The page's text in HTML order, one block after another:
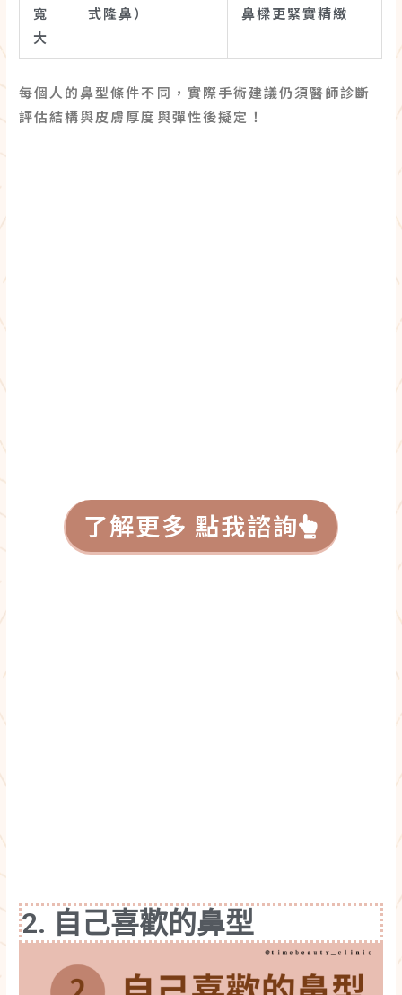
寬
大
式隆鼻）
鼻樑更緊實精緻
每個人的鼻型條件不同，實際手術建議仍須醫師診斷
評估結構與皮膚厚度與彈性後擬定！
了解更多 點我諮詢
2. 自己喜歡的鼻型